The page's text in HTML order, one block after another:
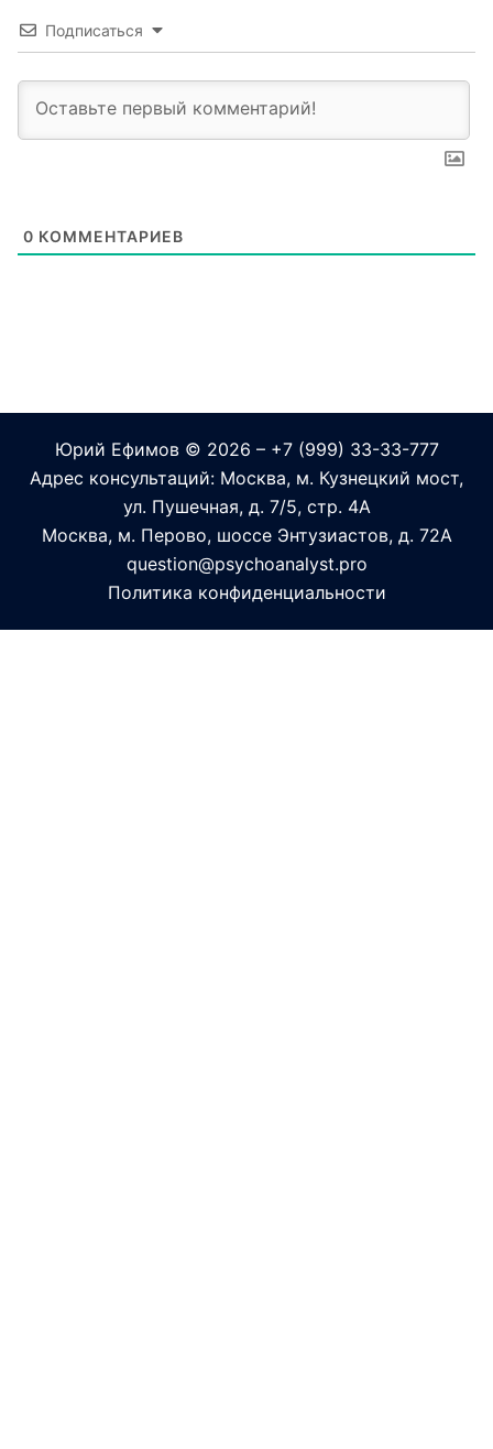
Подписаться
0 КОММЕНТАРИЕВ
Юрий Ефимов© 2026 – +7 (999) 33-33-777
Адрес консультаций: Москва, м. Кузнецкий мост,
ул. Пушечная, д. 7/5, стр. 4А
Москва, м. Перово, шоссе Энтузиастов, д. 72А
question@psychoanalyst.pro
Политика конфиденциальности